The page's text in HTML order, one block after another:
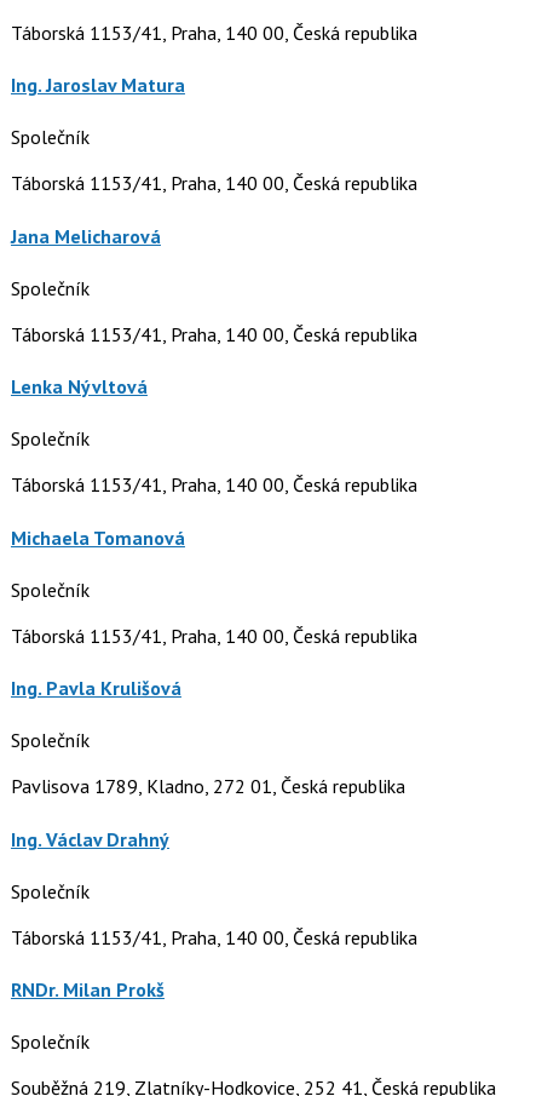
Táborská 1153/41, Praha, 140 00, Česká republika
Ing. Jaroslav Matura
Společník
Táborská 1153/41, Praha, 140 00, Česká republika
Jana Melicharová
Společník
Táborská 1153/41, Praha, 140 00, Česká republika
Lenka Nývltová
Společník
Táborská 1153/41, Praha, 140 00, Česká republika
Michaela Tomanová
Společník
Táborská 1153/41, Praha, 140 00, Česká republika
Ing. Pavla Krulišová
Společník
Pavlisova 1789, Kladno, 272 01, Česká republika
Ing. Václav Drahný
Společník
Táborská 1153/41, Praha, 140 00, Česká republika
RNDr. Milan Prokš
Společník
Souběžná 219, Zlatníky-Hodkovice, 252 41, Česká republika